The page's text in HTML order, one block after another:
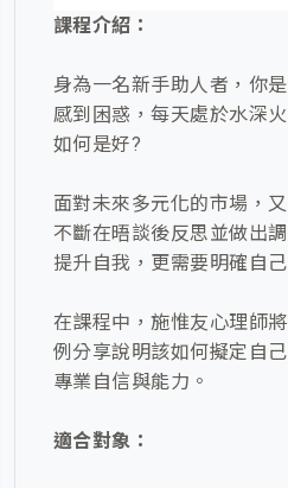
課程介紹：
身為一名新手助人者，你
感到困惑，每天處於水深
如何是好?
面對未來多元化的市場，
不斷在晤談後反思並做出
提升自我，更需要明確自
在課程中，施惟友心理師
例分享說明該如何擬定自
專業自信與能力。
適合對象：